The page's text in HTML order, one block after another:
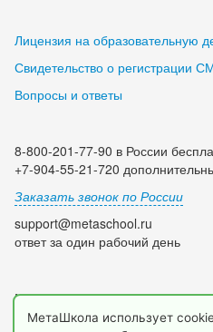
Лицензия на образовательную
Свидетельство о регистрации
Вопросы и ответы
8-800-201-77-90 в России
+7-904-55-21-720
Заказать звонок по России
support@metaschool.ru
ответ за один рабочий день
Мы в социальных сетях:
МетаШкола использует